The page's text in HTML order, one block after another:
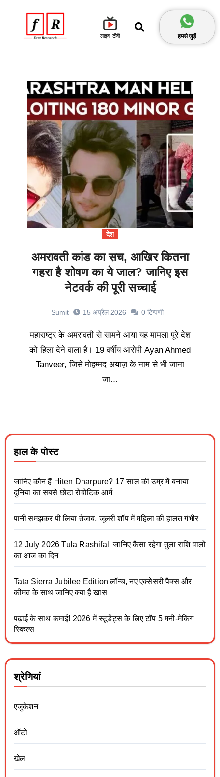
लाइव टीवी हमसे जुड़ें
देश
अमरावती कांड का सच, आखिर कितना
गहरा है शोषण का ये जाल? जानिए इस
नेटवर्क की पूरी सच्चाई
Sumit 15 अप्रैल 2026 0 टिप्पणी
महाराष्ट्र के अमरावती से सामने आया यह मामला पूरे देश
को हिला देने वाला है। 19 वर्षीय आरोपी Ayan Ahmed
Tanveer, जिसे मोहम्मद अयाज़ के नाम से भी जाना
जा…
हाल के पोस्ट
जानिए कौन हैं Hiten Dharpure? 17 साल की उम्र में बनाया
दुनिया का सबसे छोटा रोबोटिक आर्म
पानी समझकर पी लिया तेजाब, जूलरी शॉप में महिला की हालत गंभीर
12 July 2026 Tula Rashifal: जानिए कैसा रहेगा तुला राशि वालों
का आज का दिन
Tata Sierra Jubilee Edition लॉन्च, नए एक्सेसरी पैक्स और
कीमत के साथ जानिए क्या है खास
पढ़ाई के साथ कमाई! 2026 में स्टूडेंट्स के लिए टॉप 5 मनी-मेकिंग
स्किल्स
श्रेणियां
एजुकेशन
ऑटो
खेल